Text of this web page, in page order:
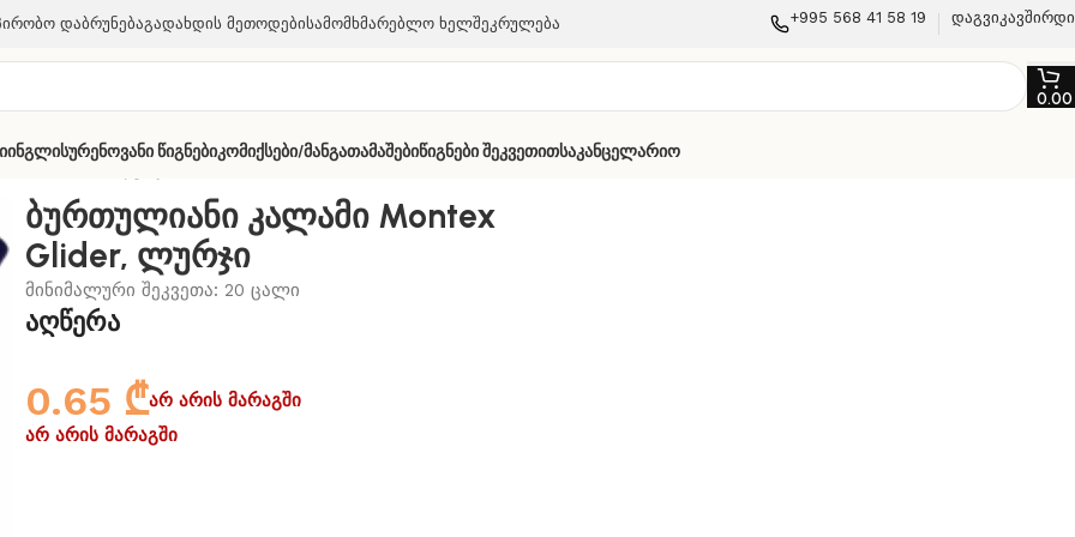
ᲓაბრუნებაᲒადახდის ᲛეთოდებიᲡამომხმარებლო Ხელშეკრულება +995 568 41 58 19
0.00
Ინგლისურენოვანი ᲬიგნებიᲙომიქსები/მანგაᲗამაშებიᲬიგნები ᲨეკვეთითᲡაკანცელარიო
Glider, ლურჯი
ბურთულიანი კალამი Montex
Glider, ლურჯი
მინიმალური შეკვეთა: 20 ცალი
აღწერა
0.65 ₾არ არის მარაგში
არ არის მარაგში